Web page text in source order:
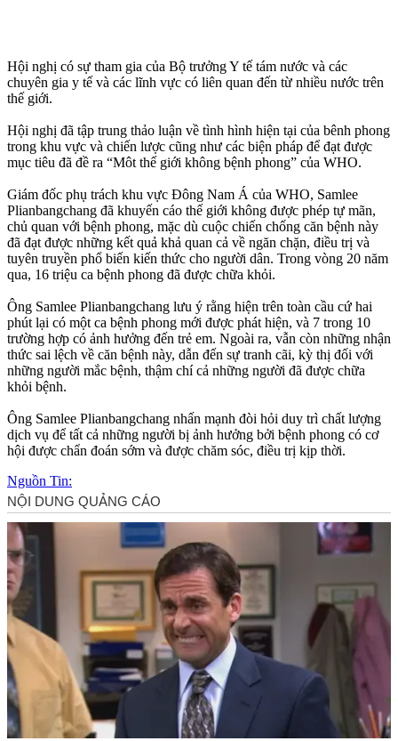
Hội nghị có sự tham gia của Bộ trưởng Y tế tám nước và các
chuyên gia y tế và các lĩnh vực có liên quan đến từ nhiều nước trên
thế giới.
Hội nghị đã tập trung thảo luận về tình hình hiện tại của bênh phong
trong khu vực và chiến lược cũng như các biện pháp để đạt được
mục tiêu đã đề ra “Môt thế giới không bệnh phong” của WHO.
Giám đốc phụ trách khu vực Đông Nam Á của WHO, Samlee
Plianbangchang đã khuyến cáo thế giới không được phép tự mãn,
chủ quan với bệnh phong, mặc dù cuộc chiến chống căn bệnh này
đã đạt được những kết quả khả quan cả về ngăn chặn, điều trị và
tuyên truyền phổ biến kiến thức cho người dân. Trong vòng 20 năm
qua, 16 triệu ca bệnh phong đã được chữa khỏi.
Ông Samlee Plianbangchang lưu ý rằng hiện trên toàn cầu cứ hai
phút lại có một ca bệnh phong mới được phát hiện, và 7 trong 10
trường hợp có ảnh hưởng đến trẻ em. Ngoài ra, vẫn còn những nhận
thức sai lệch về căn bệnh này, dẫn đến sự tranh cãi, kỳ thị đối với
những người mắc bệnh, thậm chí cả những người đã được chữa
khỏi bệnh.
Ông Samlee Plianbangchang nhấn mạnh đòi hỏi duy trì chất lượng
dịch vụ để tất cả những người bị ảnh hưởng bởi bệnh phong có cơ
hội được chẩn đoán sớm và được chăm sóc, điều trị kịp thời.
Nguồn Tin: